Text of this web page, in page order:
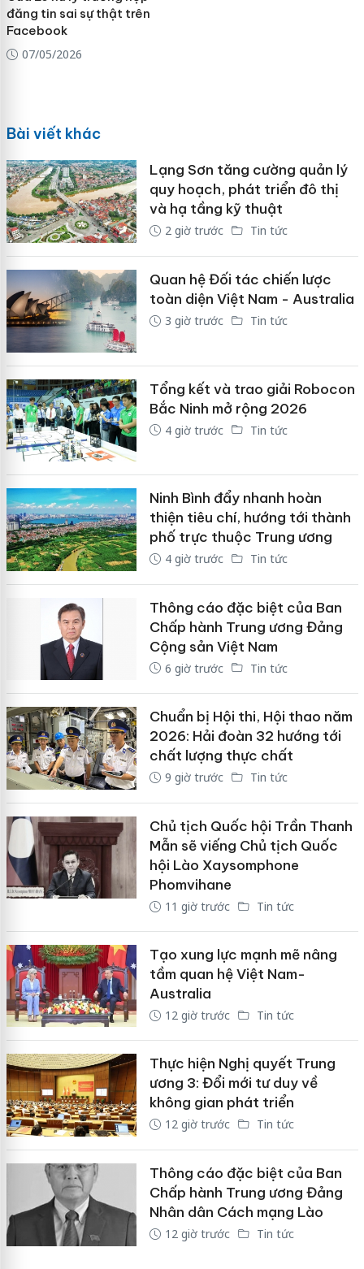
đăng tin sai sự thật trên
Facebook
07/05/2026
Bài viết khác
Lạng Sơn tăng cường quản lý
quy hoạch, phát triển đô thị
và hạ tầng kỹ thuật
2 giờ trước Tin tức
Quan hệ Đối tác chiến lược
toàn diện Việt Nam - Australia
3 giờ trước Tin tức
Tổng kết và trao giải Robocon
Bắc Ninh mở rộng 2026
4 giờ trước Tin tức
Ninh Bình đẩy nhanh hoàn
thiện tiêu chí, hướng tới thành
phố trực thuộc Trung ương
4 giờ trước Tin tức
Thông cáo đặc biệt của Ban
Chấp hành Trung ương Đảng
Cộng sản Việt Nam
6 giờ trước Tin tức
Chuẩn bị Hội thi, Hội thao năm
2026: Hải đoàn 32 hướng tới
chất lượng thực chất
9 giờ trước Tin tức
Chủ tịch Quốc hội Trần Thanh
Mẫn sẽ viếng Chủ tịch Quốc
hội Lào Xaysomphone
Phomvihane
11 giờ trước Tin tức
Tạo xung lực mạnh mẽ nâng
tầm quan hệ Việt Nam-
Australia
12 giờ trước Tin tức
Thực hiện Nghị quyết Trung
ương 3: Đổi mới tư duy về
không gian phát triển
12 giờ trước Tin tức
Thông cáo đặc biệt của Ban
Chấp hành Trung ương Đảng
Nhân dân Cách mạng Lào
12 giờ trước Tin tức